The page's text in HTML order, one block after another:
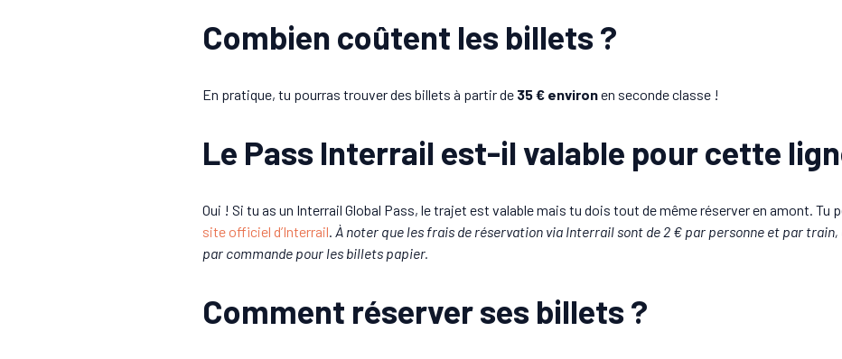
Combien coûtent les billets ?
En pratique, tu pourras trouver des billets à partir de 35 € environen seconde classe !
Le Pass Interrail est-il valable pour cette
Oui ! Si tu as un Interrail Global Pass, le trajet est valable mais tu dois tout de même réserver en amont. Tu
site officiel d’Interrail. À noter que les frais de réservation via Interrail sont de 2 € par personne et par
par commande pour les billets papier.
Comment réserver ses billets ?